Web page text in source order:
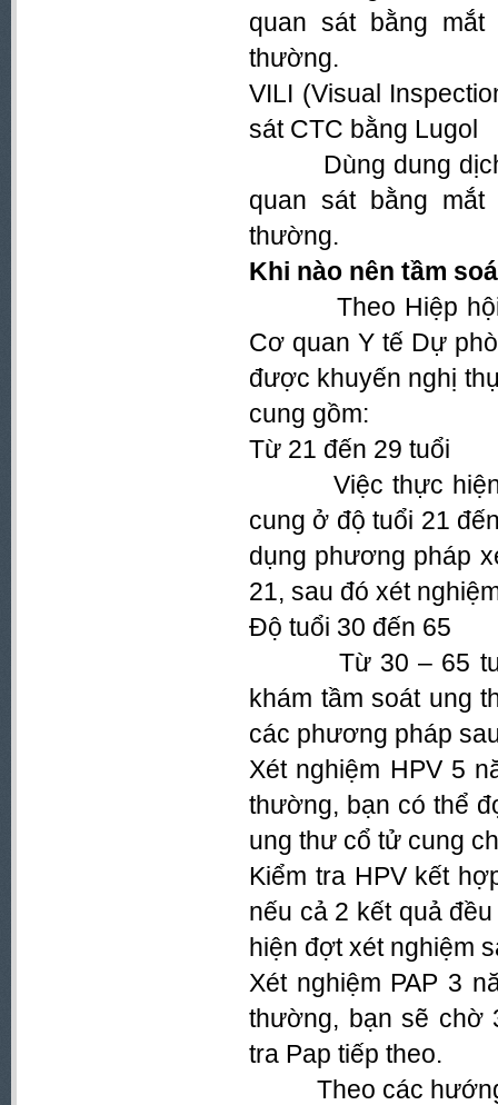
quan sát bằng
thường.
VILI (Visual
sát CTC bằng Lugol
Dùng dung dịch
quan sát bằng
thường.
Khi nào nên tầm
Theo Hiệp hội
Cơ quan Y tế Dự
được khuyến nghị
cung gồm:
Từ 21 đến 29 tuổi
Việc thực hiện
cung ở độ tuổi 21
dụng phương pháp
21, sau đó xét
Độ tuổi 30 đến 65
Từ 30 – 65 tuổi,
khám tầm soát ung
các phương pháp
Xét nghiệm HPV 5
thường, bạn có thể
ung thư cổ tử cung
Kiểm tra HPV kết
nếu cả 2 kết quả
hiện đợt xét nghiệm
Xét nghiệm PAP 3
thường, bạn sẽ chờ
tra Pap tiếp theo.
Theo các hướng